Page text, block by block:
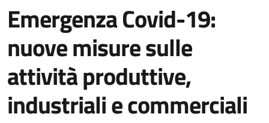
Emergenza Covid-19:
nuove misure sulle
attività produttive,
industriali e commerciali